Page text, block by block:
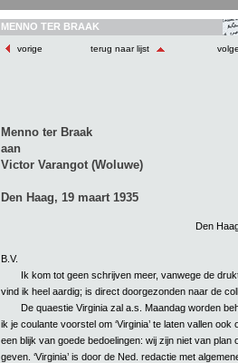
MENNO TER BRAAK
vorige terug naar lijst
Menno ter Braak
aan
Victor Varangot (Woluwe)
Den Haag, 19 maart 1935
Den
B.V.
Ik kom tot geen schrijven meer, vanwege de
vind ik heel aardig; is direct doorgezonden naar de
De quaestie Virginia zal a.s. Maandag worden
ik je coulante voorstel om ‘Virginia’ te laten vallen ook
een blijk van goede bedoelingen: wij zijn niet van plan
geven. ‘Virginia’ is door de Ned. redactie met